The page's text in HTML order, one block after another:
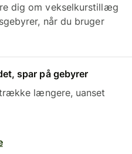
dig om vekselkurstillæg
når du bruger
spar på gebyrer
længere, uanset